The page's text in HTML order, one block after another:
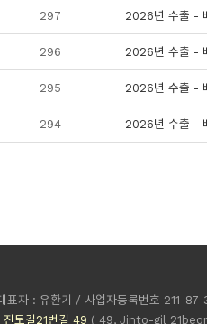
297 2026년 수출 -
296 2026년 수출 -
295 2026년 수출 -
294 2026년 수출 -
표자 : 유환기 / 사업자등록번호 211-87-
토길21번길 49 ( 49, Jinto-gil